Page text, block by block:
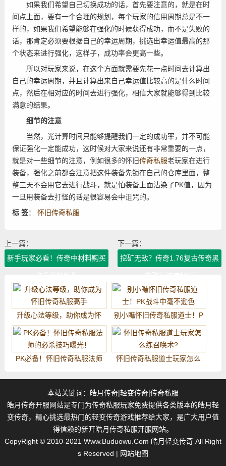
如果我们希望自己切换成功的话，首先要注意的，就是在时
间点上面，要有一个合理的规划，每个玩家的信用周期总是不一
样的，如果我们希望能够在强化的时候获得成功，而不是失败的
话，那肯定必须要根据自己的幸运周期，挑选出幸运值最高的那
个状态来进行强化，这样子，成功率会更高一些。
所以对玩家来说，在这个方面就需要先花一点时间去计算出
自己的幸运周期，并且计算出来自己幸运值比较高的是什么时间
点，然后在相对应的时间去进行强化，相信大家就能够得到比较
满意的结果。
细节的注意
当然，光计算时间只能够提醒我们一定的成功率，并不可能
保证强化一定能成功，这时候对大家来说还有非常重要的一点，
就是对一些细节的注意，例如很多的怀旧传奇私服老玩家在进行
装备，强化之前都会注意把这件装备先锁在自己的仓库里面，整
整三天不会用它去进行战斗，就是怕装备上面沾染了PK值，因为
一旦用装备去打怪的话是很容易会中诅咒的。
标 签： 怀旧传奇私服
上一篇：
新手玩家必看！传奇中材料购买
下一篇：
挖矿无敌？传奇1.76复古传奇黑
升级心法等级，助你成为怀
旧传奇私服高手
别小瞧怀旧传奇私服道士！P
K战斗中毫不逊色
PK必备！怀旧传奇私服法师
怀旧传奇私服道士玩家怎么
本站关键词： 皓月传奇|轻变传奇|传奇私服
皓月传奇开服网站是专门为传奇私服玩家免费提供各类版本的皓月轻
变传奇，精心挑选最热门的轻变传奇游戏推荐给大家，是广大用户值
得信赖的新开皓月传奇私服开服网站。
CopyRight © 2010-2021 Www.Buduowu.Com 皓月轻变传奇 All Right
s Reserved | 网站地图